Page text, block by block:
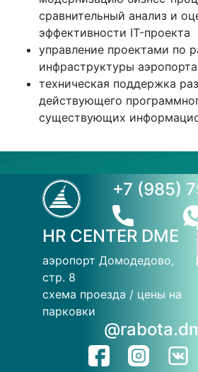
сравнительный анализ и
эффективности IT-проекта
управление проектами по
инфраструктуры аэропорта
техническая поддержка
действующего
существующих
+7 (985)
HR CENTER DME
аэропорт Домодедово,
стр. 8
схема проезда / цены на
парковки